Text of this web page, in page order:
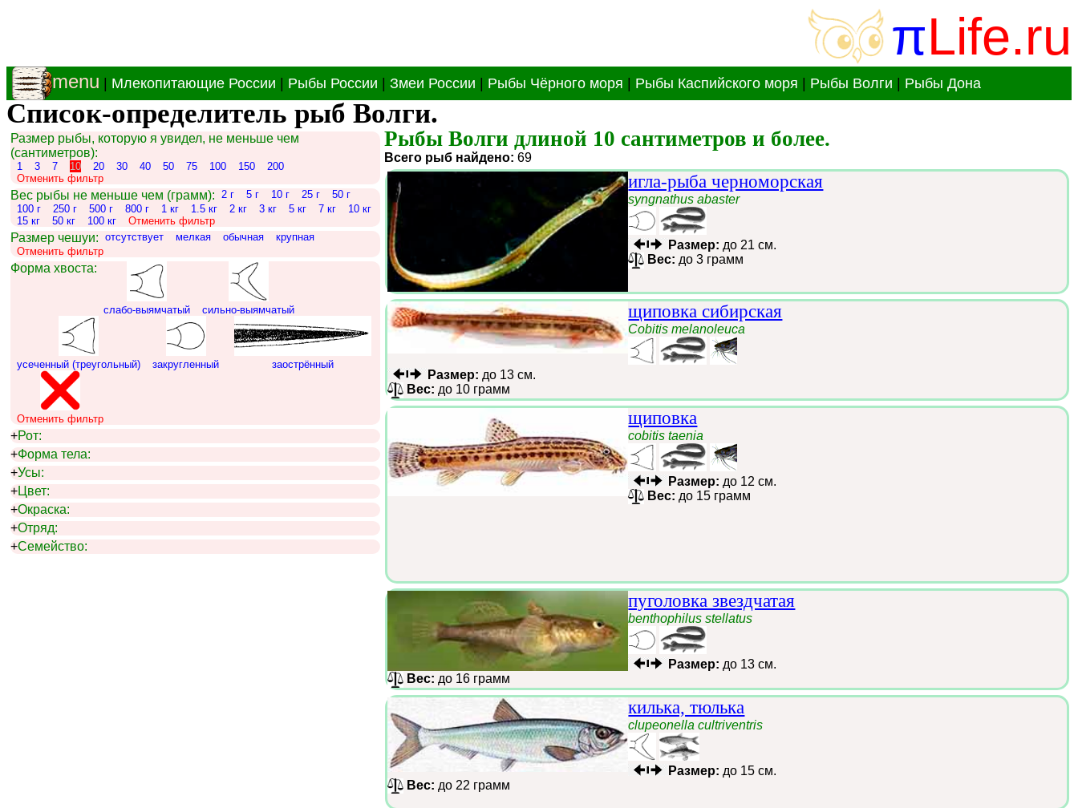
πLife.ru
menu Млекопитающие России Рыбы России Змеи России Рыбы Чёрного моря Рыбы Каспийского моря Рыбы Волги Рыбы Дона
Список-определитель рыб Волги.
Размер рыбы, которую я увидел, не меньше чем
(сантиметров):
1 3 7 10 20 30 40 50 75 100 150
200
Отменить фильтр
Вес рыбы не меньше чем (грамм): 2 г 5 г 10 г 25 г
50 г
100 г
250 г 500 г 800 г 1 кг 1.5 кг 2 кг 3 кг 5 кг 7 кг
10 кг
15 кг
50 кг 100 кг Отменить фильтр
Размер чешуи: отсутствует мелкая обычная
крупная
Отменить фильтр
Форма хвоста:
слабо-выямчатый сильно-выямчатый
усеченный (треугольный) закругленный заострённый
Отменить фильтр
+Рот:
+Форма тела:
+Усы:
+Цвет:
+Окраска:
+Отряд:
+Семейство:
Рыбы Волги длиной 10 сантиметров и более.
Всего рыб найдено: 69
игла-рыба черноморская
syngnathus abaster
Размер: до 21 см.
Вес: до 3 грамм
щиповка сибирская
Cobitis melanoleuca
Размер: до 13 см.
Вес: до 10 грамм
щиповка
cobitis taenia
Размер: до 12 см.
Вес: до 15 грамм
пуголовка звездчатая
benthophilus stellatus
Размер: до 13 см.
Вес: до 16 грамм
килька, тюлька
clupeonella cultriventris
Размер: до 15 см.
Вес: до 22 грамм